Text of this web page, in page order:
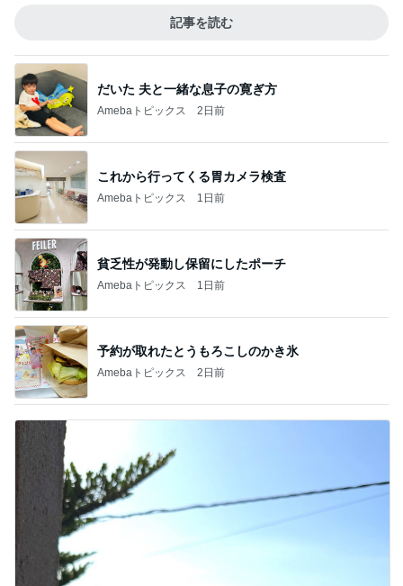
記事を読む
だいた 夫と一緒な息子の寛ぎ方
Amebaトピックス 2日前
これから行ってくる胃カメラ検査
Amebaトピックス 1日前
貧乏性が発動し保留にしたポーチ
Amebaトピックス 1日前
予約が取れたとうもろこしのかき氷
Amebaトピックス 2日前